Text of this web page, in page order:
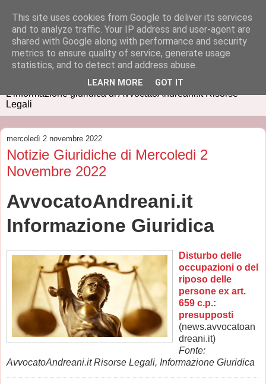
IUSPRESS
L'informazione giuridica di AvvocatoAndreani.it Risorse
Legali
mercoledì 2 novembre 2022
Notizie Giuridiche di Mercoledi 2
Novembre 2022
AvvocatoAndreani.it
Informazione Giuridica
Disturbo delle
occupazioni o del
riposo delle
persone ex art.
659 c.p.:
presupposti
(news.avvocatoan
dreani.it)
Fonte:
AvvocatoAndreani.it Risorse Legali, Informazione Giuridica
This site uses cookies from Google to deliver its services
and to analyze traffic. Your IP address and user-agent are
shared with Google along with performance and security
metrics to ensure quality of service, generate usage
statistics, and to detect and address abuse.
LEARN MORE GOT IT